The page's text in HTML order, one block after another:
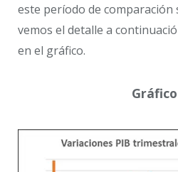
este período de comparación
vemos el detalle a
en el gráfico.